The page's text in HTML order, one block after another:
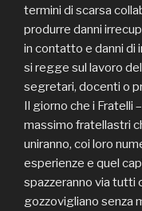
termini di scarsa
produrre danni
in contatto e danni di
si regge sul lavoro
segretari, docenti o
Il giorno che i Fratelli
massimo fratellastri
uniranno, coi loro
esperienze e quel
spazzeranno via tutti
gozzovigliano senza